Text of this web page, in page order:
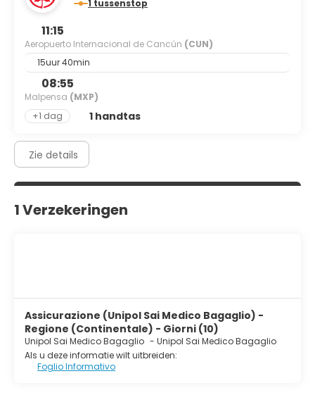
1 tussenstop
11:15
Aeropuerto Internacional de Cancún (CUN)
15uur 40min
08:55
Malpensa (MXP)
+1 dag
1 handtas
Zie details
1 Verzekeringen
Assicurazione (Unipol Sai Medico Bagaglio) -
Regione (Continentale) - Giorni (10)
Unipol Sai Medico Bagaglio - Unipol Sai Medico Bagaglio
Als u deze informatie wilt uitbreiden:
Foglio Informativo